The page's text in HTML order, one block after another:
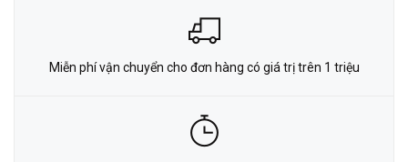
Miễn phí vận chuyển cho đơn hàng có giá trị trên 1 triệu